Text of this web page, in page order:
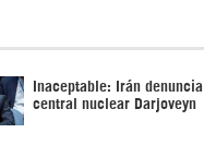
Inaceptable: Irán
central nuclear Darjoveyn